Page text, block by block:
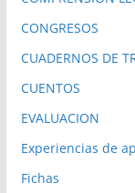
CONGRESOS
CUADERNOS DE
CUENTOS
EVALUACION
Experiencias de
Fichas